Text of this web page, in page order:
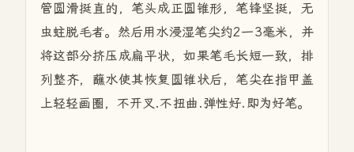
管圆滑挺直的，笔头成正圆锥形，笔锋坚挺，无
虫蛀脱毛者。然后用水浸湿笔尖约2一3毫米，并
将这部分挤压成扁平状，如果笔毛长短一致，排
列整齐，蘸水使其恢复圆锥状后，笔尖在指甲盖
上轻轻画圈，不开叉.不扭曲.弹性好.即为好笔。